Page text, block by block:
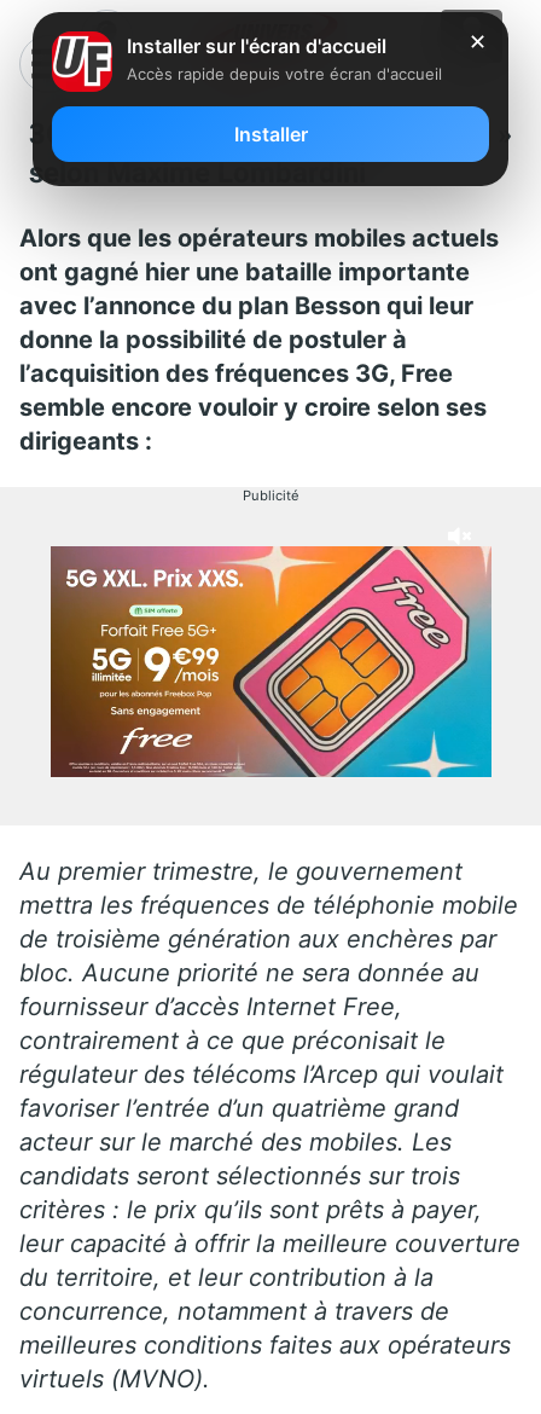
3G/Free : « Tout n’est pas joué »
selon Maxime Lombardini
Alors que les opérateurs mobiles actuels
ont gagné hier une bataille importante
avec l’annonce du plan Besson qui leur
donne la possibilité de postuler à
l’acquisition des fréquences 3G, Free
semble encore vouloir y croire selon ses
dirigeants :
Publicité
Au premier trimestre, le gouvernement
mettra les fréquences de téléphonie mobile
de troisième génération aux enchères par
bloc. Aucune priorité ne sera donnée au
fournisseur d’accès Internet Free,
contrairement à ce que préconisait le
régulateur des télécoms l’Arcep qui voulait
favoriser l’entrée d’un quatrième grand
acteur sur le marché des mobiles. Les
candidats seront sélectionnés sur trois
critères : le prix qu’ils sont prêts à payer,
leur capacité à offrir la meilleure couverture
du territoire, et leur contribution à la
concurrence, notamment à travers de
meilleures conditions faites aux opérateurs
virtuels (MVNO).
✕
Installer sur l'écran d'accueil
Accès rapide depuis votre écran d'accueil
Installer